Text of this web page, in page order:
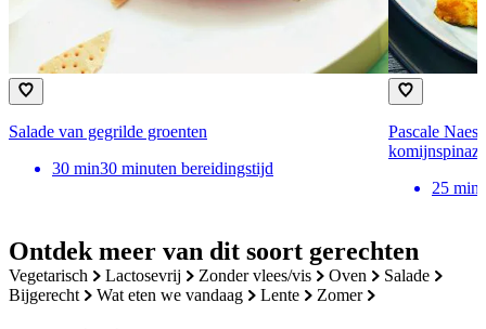
Ontdek meer van dit soort gerechten
vegetarisch lactosevrij zonder vlees/vis oven
salade
bijgerecht
wat eten we vandaag lente zomer
Salade van gegrilde groenten
30 min30 minuten bereidingstijd
Pascale
25 min